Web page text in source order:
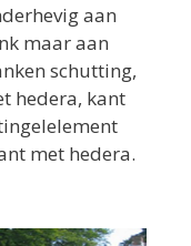
aan
maar aan
schutting,
hedera, kant
met hedera.